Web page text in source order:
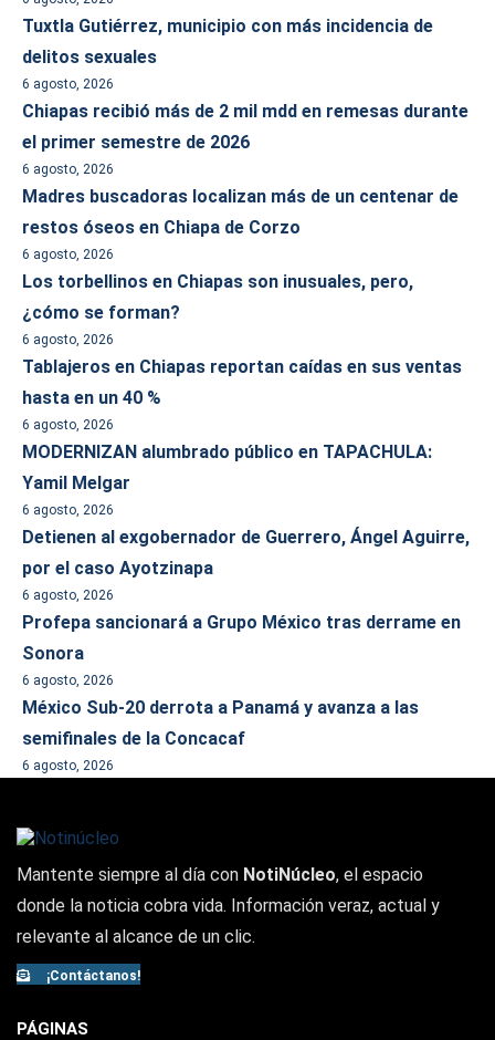
Tuxtla Gutiérrez, municipio con más incidencia de
delitos sexuales
6 agosto, 2026
Chiapas recibió más de 2 mil mdd en remesas durante
el primer semestre de 2026
6 agosto, 2026
Madres buscadoras localizan más de un centenar de
restos óseos en Chiapa de Corzo
6 agosto, 2026
Los torbellinos en Chiapas son inusuales, pero,
¿cómo se forman?
6 agosto, 2026
Tablajeros en Chiapas reportan caídas en sus ventas
hasta en un 40 %
6 agosto, 2026
MODERNIZAN alumbrado público en TAPACHULA:
Yamil Melgar
6 agosto, 2026
Detienen al exgobernador de Guerrero, Ángel Aguirre,
por el caso Ayotzinapa
6 agosto, 2026
Profepa sancionará a Grupo México tras derrame en
Sonora
6 agosto, 2026
México Sub-20 derrota a Panamá y avanza a las
semifinales de la Concacaf
6 agosto, 2026
Mantente siempre al día con NotiNúcleo, el espacio
donde la noticia cobra vida. Información veraz, actual y
relevante al alcance de un clic.
¡Contáctanos!
PÁGINAS